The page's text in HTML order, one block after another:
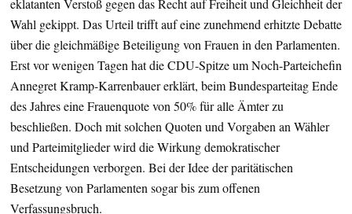
eklatanten Verstoß gegen das Recht auf Freiheit und Gleichheit der
Wahl gekippt. Das Urteil trifft auf eine zunehmend erhitzte Debatte
über die gleichmäßige Beteiligung von Frauen in den Parlamenten.
Erst vor wenigen Tagen hat die CDU-Spitze um Noch-Parteichefin
Annegret Kramp-Karrenbauer erklärt, beim Bundesparteitag Ende
des Jahres eine Frauenquote von 50% für alle Ämter zu
beschließen. Doch mit solchen Quoten und Vorgaben an Wähler
und Parteimitglieder wird die Wirkung demokratischer
Entscheidungen verborgen. Bei der Idee der paritätischen
Besetzung von Parlamenten sogar bis zum offenen
Verfassungsbruch.